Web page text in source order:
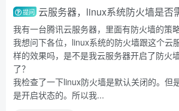
提问 云服务器，linux系统防火墙是否
我有一台腾讯云服务器，里面有防火墙的策略
我想问下各位，linux系统的防火墙跟这个云
样的效果吗，是不是我云服务器开启了防火
了？
我检查了一下linux防火墙是默认关闭的。但
是开启状态的。所以我...